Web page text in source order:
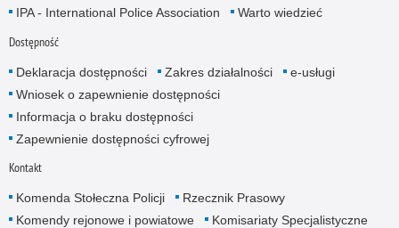
IPA - International Police Association
Warto wiedzieć
Dostępność
Deklaracja dostępności Zakres działalności
e-usługi
Wniosek o zapewnienie dostępności
Informacja o braku dostępności
Zapewnienie dostępności cyfrowej
Kontakt
Komenda Stołeczna Policji
Rzecznik Prasowy
Komendy rejonowe i powiatowe
Komisariaty Specjalistyczne